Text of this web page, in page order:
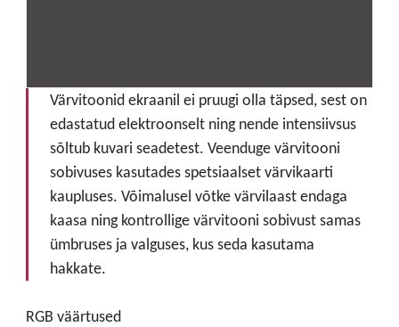
Värvitoonid ekraanil ei pruugi olla täpsed, sest on
edastatud elektroonselt ning nende intensiivsus
sõltub kuvari seadetest. Veenduge värvitooni
sobivuses kasutades spetsiaalset värvikaarti
kaupluses. Võimalusel võtke värvilaast endaga
kaasa ning kontrollige värvitooni sobivust samas
ümbruses ja valguses, kus seda kasutama
hakkate.
RGB väärtused